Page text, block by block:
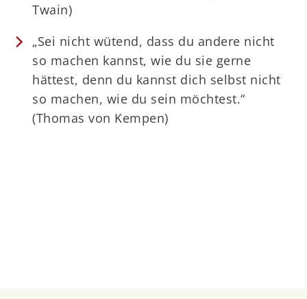
Twain)
„Sei nicht wütend, dass du andere nicht
so machen kannst, wie du sie gerne
hättest, denn du kannst dich selbst nicht
so machen, wie du sein möchtest.“
(Thomas von Kempen)